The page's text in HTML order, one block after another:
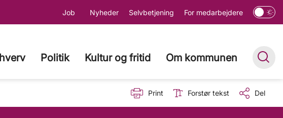
Job Nyheder Selvbetjening For medarbejdere
Politik Kultur og fritid Om kommunen
Print Forstør tekst Del